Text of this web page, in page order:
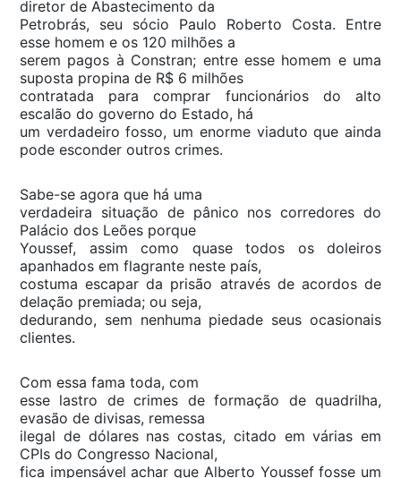
diretor de Abastecimento da
Petrobrás, seu sócio Paulo Roberto Costa. Entre
esse homem e os 120 milhões a
serem pagos à Constran; entre esse homem e uma
suposta propina de R$ 6 milhões
contratada para comprar funcionários do alto
escalão do governo do Estado, há
um verdadeiro fosso, um enorme viaduto que ainda
pode esconder outros crimes.
Sabe-se agora que há uma
verdadeira situação de pânico nos corredores do
Palácio dos Leões porque
Youssef, assim como quase todos os doleiros
apanhados em flagrante neste país,
costuma escapar da prisão através de acordos de
delação premiada; ou seja,
dedurando, sem nenhuma piedade seus ocasionais
clientes.
Com essa fama toda, com
esse lastro de crimes de formação de quadrilha,
evasão de divisas, remessa
ilegal de dólares nas costas, citado em várias em
CPIs do Congresso Nacional,
fica impensável achar que Alberto Youssef fosse um